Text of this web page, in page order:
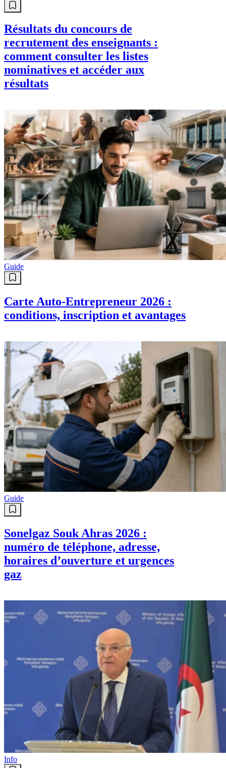
Résultats du concours de
recrutement des enseignants :
comment consulter les listes
nominatives et accéder aux
résultats
Guide
Carte Auto-Entrepreneur 2026 :
conditions, inscription et avantages
Guide
Sonelgaz Souk Ahras 2026 :
numéro de téléphone, adresse,
horaires d’ouverture et urgences
gaz
Info